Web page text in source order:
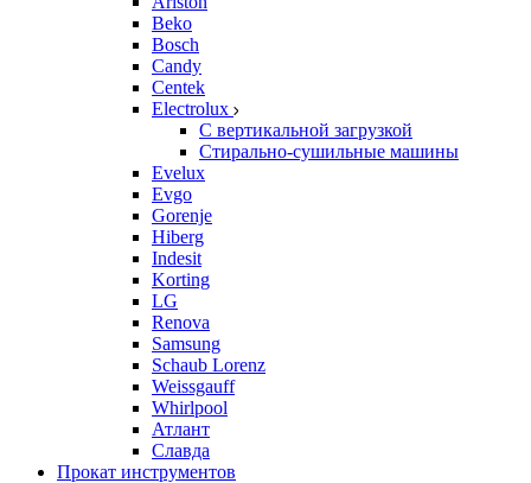
Beko
Bosch
Candy
Centek
Electrolux
С вертикальной загрузкой
Стирально-сушильные машины
Evelux
Evgo
Gorenje
Hiberg
Indesit
Korting
LG
Renova
Samsung
Schaub Lorenz
Weissgauff
Whirlpool
Атлант
Славда
Прокат инструментов